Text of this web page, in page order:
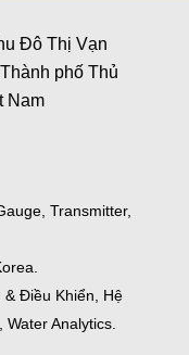
Đô Thị Vạn
phố Thủ
Nam
Transmitter,
Điều Khiển, Hệ
Analytics.